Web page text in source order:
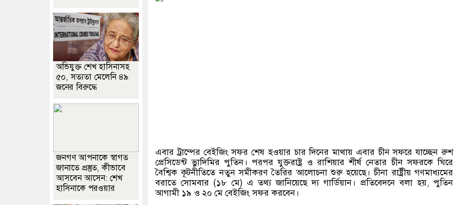
এবার ট্রাম্পের বেইজিং সফর শেষ হওয়ার চার দিনের মাথায় এবার চীন সফরে যাচ্ছেন রুশ
প্রেসিডেন্ট ভ্লাদিমির পুতিন। পরপর যুক্তরাষ্ট্র ও রাশিয়ার শীর্ষ নেতার চীন সফরকে ঘিরে
বৈশ্বিক কূটনীতিতে নতুন সমীকরণ তৈরির আলোচনা শুরু হয়েছে। চীনা রাষ্ট্রীয় গণমাধ্যমের
বরাতে সোমবার (১৮ মে) এ তথ্য জানিয়েছে দ্য গার্ডিয়ান। প্রতিবেদনে বলা হয়,পুতিন
আগামী ১৯ ও ২০ মে বেইজিং সফর করবেন।
অভিযুক্ত শেখ হাসিনাসহ
৫০, সত্যতা মেলেনি ৪৯
জনের বিরুদ্ধে
জনগণ আপনাকে স্বাগত
জানাতে প্রস্তুত, কীভাবে
আসবেন আসেন: শেখ
হাসিনাকে পরওয়ার